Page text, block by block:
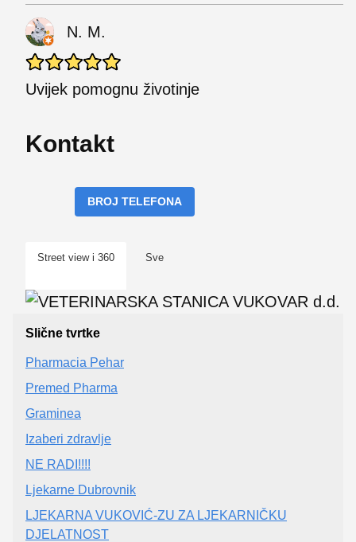
N. M.
Uvijek pomognu životinje
Kontakt
BROJ TELEFONA
Street view i 360 Sve
Slične tvrtke
Pharmacia Pehar
Premed Pharma
Graminea
Izaberi zdravlje
NE RADI!!!!
Ljekarne Dubrovnik
LJEKARNA VUKOVIĆ-ZU ZA LJEKARNIČKU
DJELATNOST